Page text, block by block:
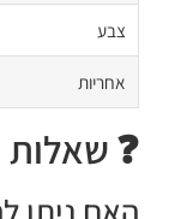
צבע
אחריות
❓ שאלות